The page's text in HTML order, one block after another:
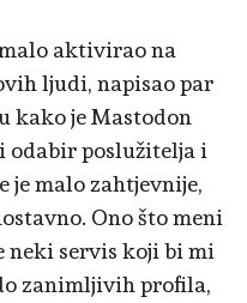
aktivirao na
ljudi, napisao par
kako je Mastodon
odabir poslužitelja i
je malo zahtjevnije,
Ono što meni
neki servis koji bi mi
zanimljivih profila,